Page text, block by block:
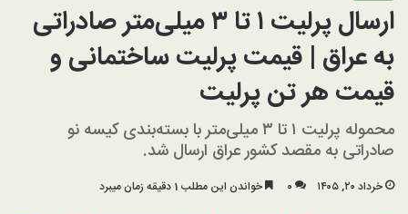
ارسال پرلیت ۱ تا ۳ میلی‌متر صادراتی
به عراق | قیمت پرلیت ساختمانی و
قیمت هر تن پرلیت
محموله پرلیت ۱ تا ۳ میلی‌متر با بسته‌بندی کیسه نو
صادراتی به مقصد کشور عراق ارسال شد.
خرداد ۲۰, ۱۴۰۵ ۰ خواندن این مطلب 1 دقیقه زمان میبرد